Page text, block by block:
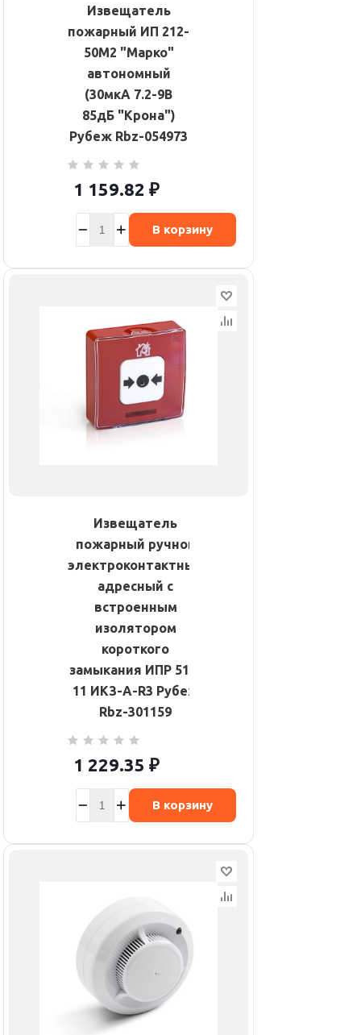
Извещатель
пожарный ИП 212-
50М2 "Марко"
автономный
(30мкА 7.2-9В
85дБ "Крона")
Рубеж Rbz-054973
1 159.82 ₽
В корзину
Извещатель
пожарный ручной
электроконтактный
адресный с
встроенным
изолятором
короткого
замыкания ИПР 513-
11 ИКЗ-А-R3 Рубеж
Rbz-301159
1 229.35 ₽
В корзину